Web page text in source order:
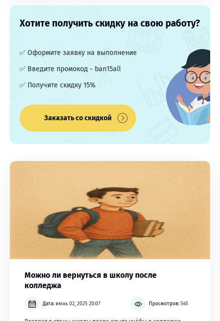
Хотите получить скидку на свою работу?
✅ Оформите заявку на выполнение
✅ Введите промокод - ban15all
✅ Получите скидку 15%
Заказать со скидкой
Можно ли вернуться в школу после
колледжа
Дата: июнь 02, 2025 20:07 Просмотров: 545